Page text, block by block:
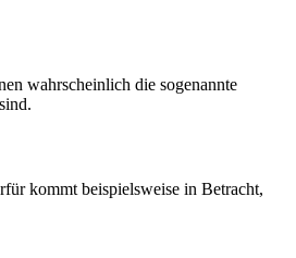
wahrscheinlich die sogenannte
kommt beispielsweise in Betracht,